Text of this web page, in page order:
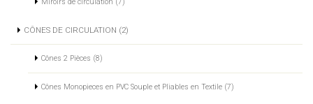
CÔNES DE CIRCULATION (2)
Cônes 2 Pièces (8)
Cônes Monopieces en PVC Souple et Pliables en Textile (7)